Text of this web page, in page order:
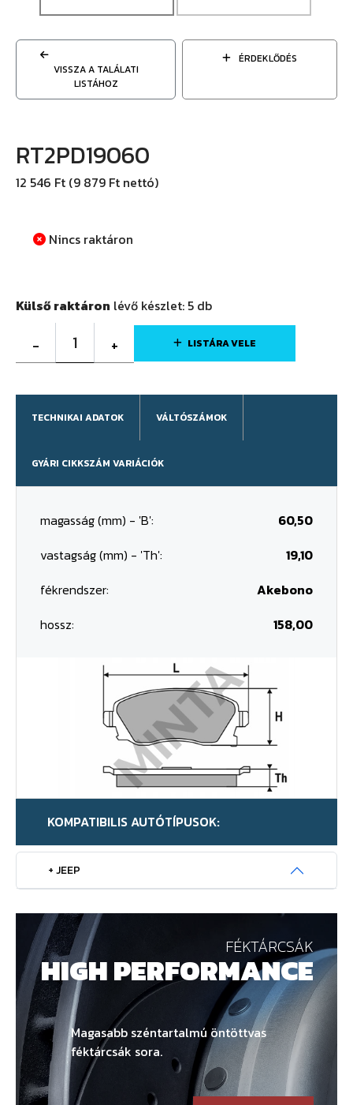
VISSZA A TALÁLATI
LISTÁHOZ
ÉRDEKLŐDÉS
RT2PD19060
12 546 Ft (9 879 Ft nettó)
Nincs raktáron
Külső raktáron lévő készlet: 5 db
- 1 + LISTÁRA VELE
TECHNIKAI ADATOK VÁLTÓSZÁMOK
GYÁRI CIKKSZÁM VARIÁCIÓK
magasság (mm) - 'B':
60,50
vastagság (mm) - 'Th':
19,10
fékrendszer:
Akebono
hossz:
158,00
KOMPATIBILIS AUTÓTÍPUSOK:
+ JEEP
FÉKTÁRCSÁK
HIGH PERFORMANCE
Magasabb széntartalmú öntöttvas
féktárcsák sora.